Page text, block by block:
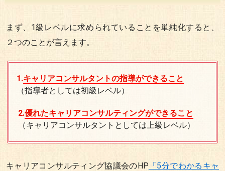
まず、1級レベルに求められていることを単純化すると、
２つのことが言えます。
1.キャリアコンサルタントの指導ができること
（指導者としては初級レベル）
2.優れたキャリアコンサルティングができること
（キャリアコンサルタントとしては上級レベル）
キャリアコンサルティング協議会のHP 「5分でわかるキャ